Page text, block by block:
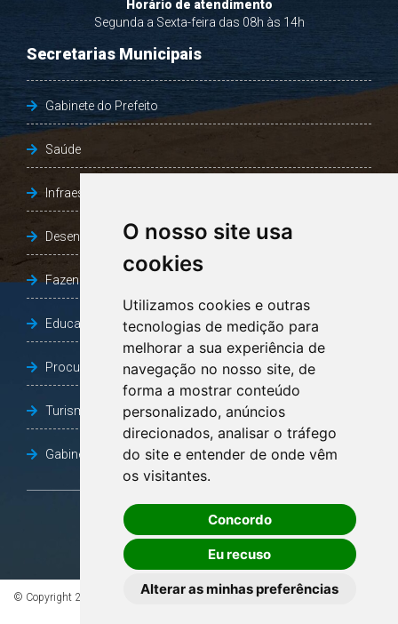
O nosso site usa
cookies
Utilizamos cookies e outras
tecnologias de medição para
melhorar a sua experiência de
navegação no nosso site, de
forma a mostrar conteúdo
personalizado, anúncios
direcionados, analisar o tráfego
do site e entender de onde vêm
os visitantes.
Concordo
Eu recuso
Alterar as minhas preferências
Horário de atendimento
Segunda a Sexta-feira das 08h às 14h
Secretarias Municipais
Gabinete do Prefeito
Saúde
Infraestrutura, Agricultura e Meio Ambiente
Desenvolvimento Social
Fazenda e Desenvolvimento Econômico
Educação
Procuradoria Geral do Município
Turismo, Desporto e Cultura
Gabinete Vice-Prefeito
OUVIDORIA
© Copyright 2026 - Todos os direitos reservados à Prefeitura de